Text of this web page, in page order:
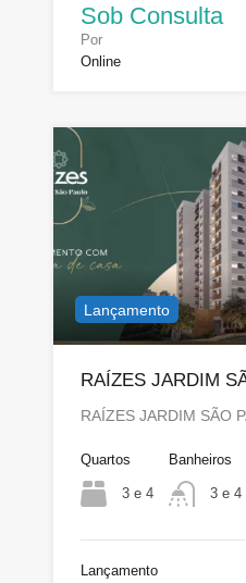
Sob Consulta
Por
Online
Lançamento
RAÍZES JARDIM
RAÍZES JARDIM SÃO
Quartos
3 e 4
Banheiros
3 e 4
Lançamento